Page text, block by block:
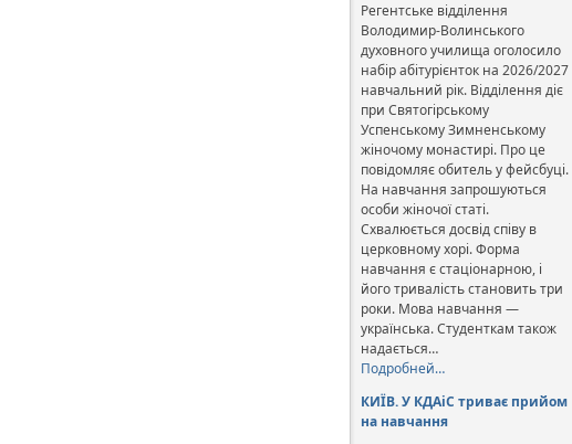
Регентське відділення
Володимир-Волинського
духовного училища оголосило
набір абітурієнток на 2026/2027
навчальний рік. Відділення діє
при Святогірському
Успенському Зимненському
жіночому монастирі. Про це
повідомляє обитель у фейсбуці.
На навчання запрошуються
особи жіночої статі.
Схвалюється досвід співу в
церковному хорі. Форма
навчання є стаціонарною, і
його тривалість становить три
роки. Мова навчання —
українська. Студенткам також
надається…
Подробней…
КИЇВ. У КДАіС триває прийом
на навчання